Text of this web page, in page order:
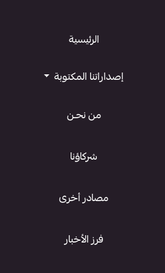
الرئيسية
إصداراتنا المكتوبة
من نحـن
شركاؤنا
مصادر أخرى
فرز الأخبار